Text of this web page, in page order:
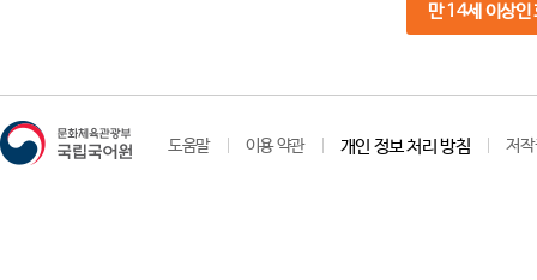
만 14세 이상인
도움말 이용 약관 개인 정보 처리 방침 저